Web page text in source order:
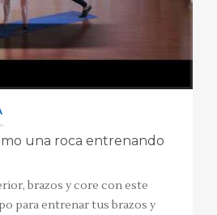
una roca entrenando
brazos y core con este
para entrenar tus brazos y